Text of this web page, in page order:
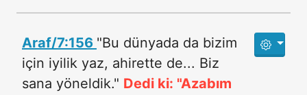
Araf/7:156 "Bu dünyada da bizim
için iyilik yaz, ahirette de... Biz
sana yöneldik." Dedi ki: "Azabım